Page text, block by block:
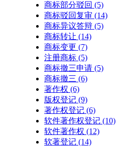
商标部分驳回 (5)
商标驳回复审 (14)
商标异议答辩 (5)
商标转让 (14)
商标变更 (7)
注册商标 (5)
商标撤三申请 (5)
商标撤三 (6)
著作权 (6)
版权登记 (9)
著作权登记 (6)
软件著作权登记 (10)
软件著作权 (12)
软著登记 (14)